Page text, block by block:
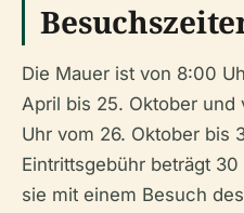
Die Mauer ist von 8:00
April bis 25. Oktober und
Uhr vom 26. Oktober bis
Eintrittsgebühr beträgt
sie mit einem Besuch